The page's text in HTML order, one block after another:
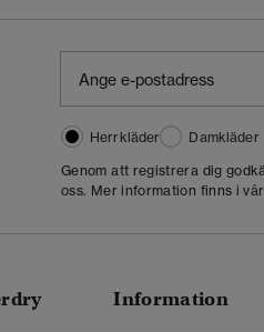
Herrkläder
Damkläder
Genom att registrera dig
oss. Mer information finns i vår
Information